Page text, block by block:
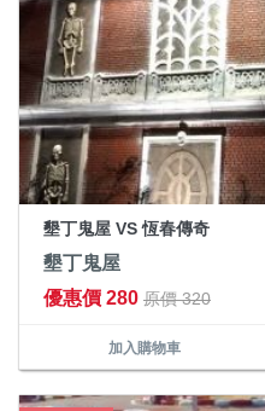
墾丁鬼屋 VS 恆春傳奇
墾丁鬼屋
優惠價 280 原價 320
加入購物車